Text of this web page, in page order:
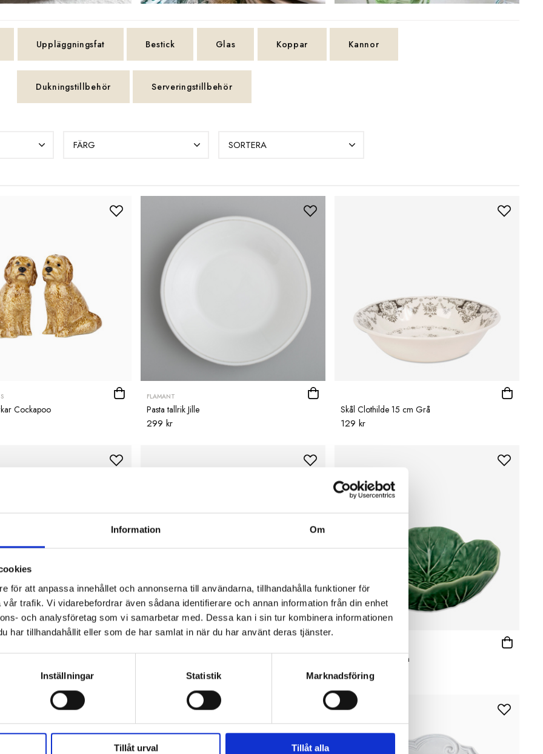
Information Om
för att anpassa innehållet och annonserna till användarna, tillhandahålla funktioner för
trafik. Vi vidarebefordrar även sådana identifierare och annan information från din enhet
och analysföretag som vi samarbetar med. Dessa kan i sin tur kombinera informationen
har tillhandahållit eller som de har samlat in när du har använt deras tjänster.
Inställningar Statistik Marknadsföring
Tillåt urval Tillåt alla
Uppläggningsfat Bestick Glas Koppar Kannor
Dukningstillbehör Serveringstillbehör
FÄRG SORTERA
Cockapoo
FLAMANT
Pasta tallrik Jille
299 kr
Skål Clothilde 15 cm Grå
129 kr
Skål Kål 12cm grön
199 kr